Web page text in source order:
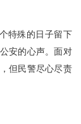
特殊的日子留下
安的心声。面对
但民警尽心尽责